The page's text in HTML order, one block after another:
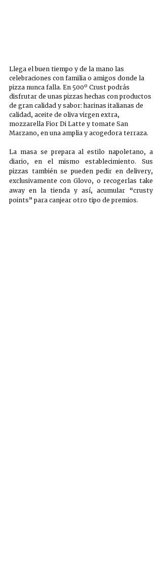
Llega el buen tiempo y de la mano las
celebraciones con familia o amigos donde la
pizza nunca falla. En 500º Crust podrás
disfrutar de unas pizzas hechas con productos
de gran calidad y sabor: harinas italianas de
calidad, aceite de oliva virgen extra,
mozzarella Fior Di Latte y tomate San
Marzano, en una amplia y acogedora terraza.
La masa se prepara al estilo napoletano, a
diario, en el mismo establecimiento. Sus
pizzas también se pueden pedir en delivery,
exclusivamente con Glovo, o recogerlas take
away en la tienda y así, acumular “crusty
points” para canjear otro tipo de premios.